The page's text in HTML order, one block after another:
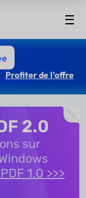
Profiter de l’offre
2.0
sur
1.0 >>>